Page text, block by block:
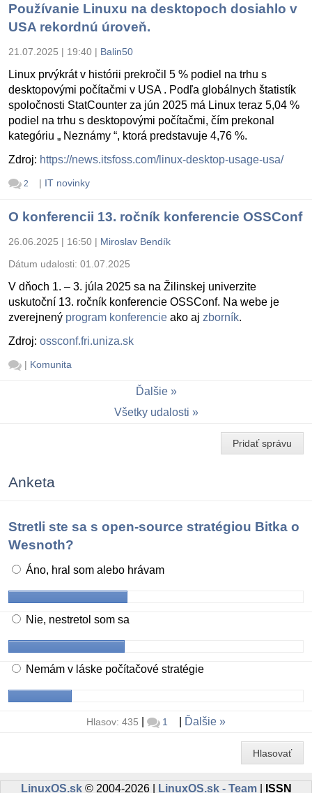
Používanie Linuxu na desktopoch dosiahlo v
USA rekordnú úroveň.
21.07.2025 | 19:40 | Balin50
Linux prvýkrát v histórii prekročil 5 % podiel na trhu s
desktopovými počítačmi v USA . Podľa globálnych štatistík
spoločnosti StatCounter za jún 2025 má Linux teraz 5,04 %
podiel na trhu s desktopovými počítačmi, čím prekonal
kategóriu „ Neznámy “, ktorá predstavuje 4,76 %.
Zdroj: https://news.itsfoss.com/linux-desktop-usage-usa/
2 | IT novinky
O konferencii 13. ročník konferencie OSSConf
26.06.2025 | 16:50 | Miroslav Bendík
Dátum udalosti: 01.07.2025
V dňoch 1. – 3. júla 2025 sa na Žilinskej univerzite
uskutoční 13. ročník konferencie OSSConf. Na webe je
zverejnený program konferencie ako aj zborník.
Zdroj: ossconf.fri.uniza.sk
| Komunita
Ďalšie
Všetky udalosti
Pridať správu
Anketa
Stretli ste sa s open-source stratégiou Bitka o
Wesnoth?
Áno, hral som alebo hrávam
Nie, nestretol som sa
Nemám v láske počítačové stratégie
Hlasov: 435 1 Ďalšie
Hlasovať
LinuxOS.sk© 2004-2026 | LinuxOS.sk - Team| ISSN